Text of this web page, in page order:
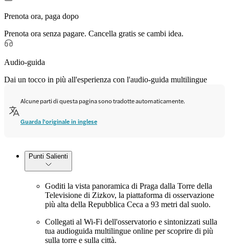
Prenota ora, paga dopo
Prenota ora senza pagare. Cancella gratis se cambi idea.
Audio-guida
Dai un tocco in più all'esperienza con l'audio-guida multilingue
Alcune parti di questa pagina sono tradotte automaticamente.
Guarda l'originale in inglese
Punti Salienti
Goditi la vista panoramica di Praga dalla Torre della
Televisione di Zizkov, la piattaforma di osservazione
più alta della Repubblica Ceca a 93 metri dal suolo.
Collegati al Wi-Fi dell'osservatorio e sintonizzati sulla
tua audioguida multilingue online per scoprire di più
sulla torre e sulla città.